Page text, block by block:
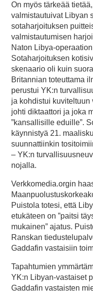
On myös tärkeää
valmistautuivat Libyan
sotaharjoituksen
valmistautumisen
Naton Libya-
Sotaharjoituksen
skenaario oli kuin
Britannian toteuttama
perustui YK:n
ja kohdistui kuviteltuun
johti diktaattori ja joka
”kansallisille eduille”.
käynnistyä 21.
suunnattiinkin
– YK:n
nojalla.
Verkkomedia.orgin
Puistola totesi, että
etukäteen on ”paitsi
mukainen” ajatus.
Ranskan
Gaddafin vastaisiin
Tapahtumien
YK:n Libyan-vastaiset
Gaddafin vastaisten